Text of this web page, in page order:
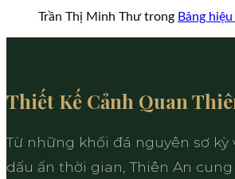
Trần Thị Minh Thưtrong Bảng
Thiết Kế Cảnh Quan
Từ những khối đá nguyên sơ kỳ
dấu ấn thời gian, Thiên An